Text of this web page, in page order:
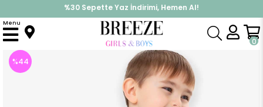
%30 Sepette Yaz İndirimi, Hemen Al!
İndirimlere ek %10 İndirimi Kap, Hemen Üye Ol!
0
Menu
Anasayfa Takımlar Kapri & Şort Takımı Erkek Bebek Şortlu Takım Köpek Balığı Nakışlı Ekru (2 Yaş)
%44